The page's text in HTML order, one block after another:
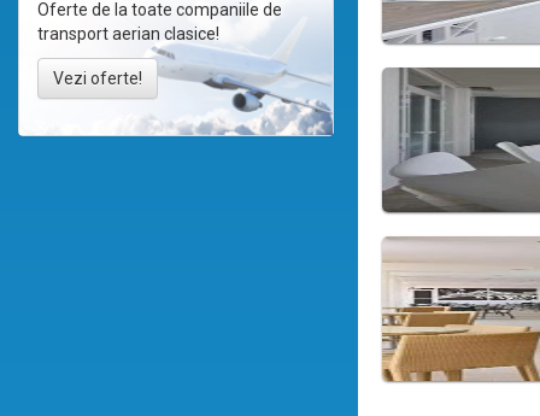
Oferte de la toate companiile de
transport aerian clasice!
Vezi oferte!